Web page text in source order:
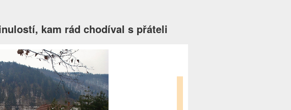
kam rád chodíval s přáteli